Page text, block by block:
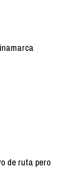
de ruta pero